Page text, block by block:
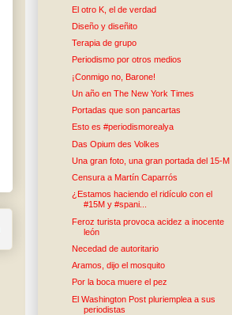
El otro K, el de verdad
Diseño y diseñito
Terapia de grupo
Periodismo por otros medios
¡Conmigo no, Barone!
Un año en The New York Times
Portadas que son pancartas
Esto es #periodismorealya
Das Opium des Volkes
Una gran foto, una gran portada del 15-M
Censura a Martín Caparrós
¿Estamos haciendo el ridículo con el
#15M y #spani...
Feroz turista provoca acidez a inocente
león
Necedad de autoritario
Aramos, dijo el mosquito
Por la boca muere el pez
El Washington Post pluriemplea a sus
periodistas